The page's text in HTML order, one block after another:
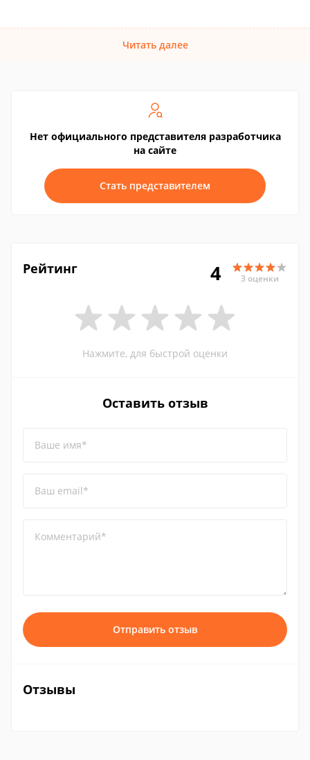
Читать далее
Нет официального представителя разработчика
на сайте
Стать представителем
Рейтинг 4 3 оценки
Нажмите, для быстрой оценки
Оставить отзыв
Ваше имя*
Ваш email*
Комментарий*
Отправить отзыв
Отзывы